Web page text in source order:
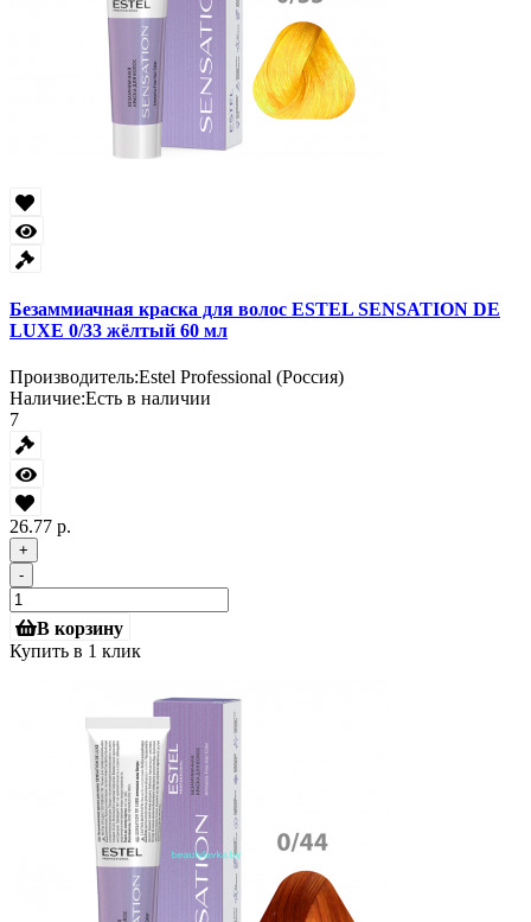
Безаммиачная краска для волос ESTEL SENSATION DE
LUXE 0/33 жёлтый 60 мл
Производитель:Estel Professional (Россия)
Наличие:Есть в наличии
7
26.77 р.
+
-
В корзину
Купить в 1 клик